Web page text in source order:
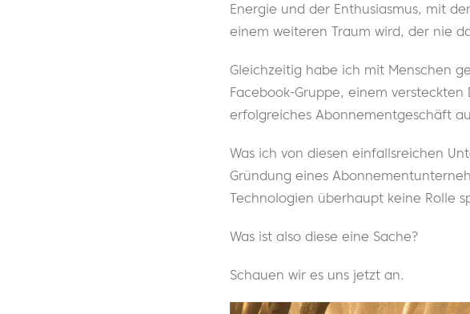
Energie und der Enthusiasmus, mit
einem weiteren Traum wird, der nie
Gleichzeitig habe ich mit Menschen
Facebook-Gruppe, einem
erfolgreiches Abonnementgeschäft
Was ich von diesen einfallsreichen
Gründung eines
Technologien überhaupt keine Rolle
Was ist also diese eine Sache?
Schauen wir es uns jetzt an.